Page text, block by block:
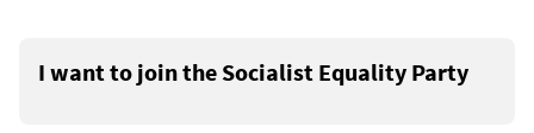
I want to join the Socialist Equality Party